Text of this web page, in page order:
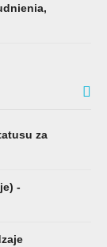
za
-